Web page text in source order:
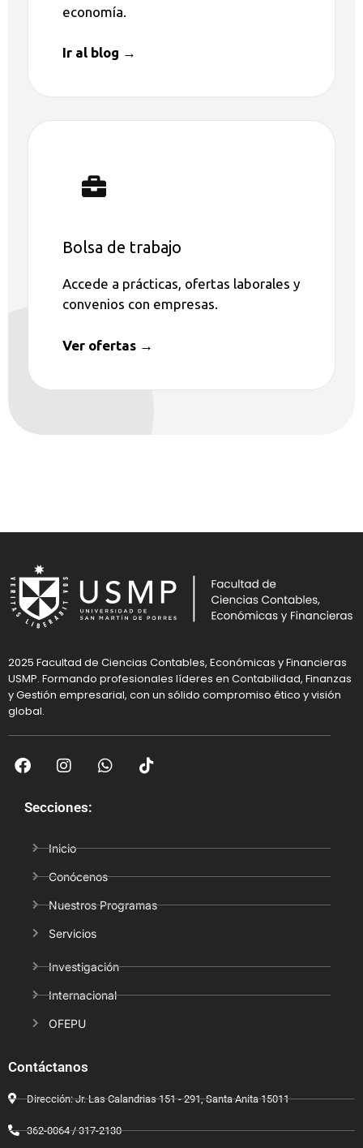
economía.
Ir al blog →
Bolsa de trabajo
Accede a prácticas, ofertas laborales y
convenios con empresas.
Ver ofertas →
2025 Facultad de Ciencias Contables, Económicas y Financieras
USMP. Formando profesionales líderes en Contabilidad, Finanzas
y Gestión empresarial, con un sólido compromiso ético y visión
global.
Secciones:
Inicio
Conócenos
Nuestros Programas
Servicios
Investigación
Internacional
OFEPU
Contáctanos
Dirección: Jr. Las Calandrias 151 - 291, Santa Anita 15011
362-0064 / 317-2130